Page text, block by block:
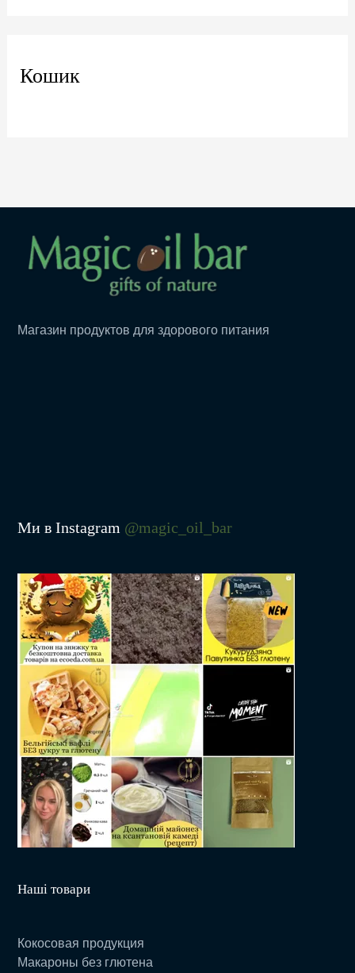
Кошик
Магазин продуктов для здорового питания
Ми в Instagram @magic_oil_bar
Наші товари
Кокосовая продукция
Макароны без глютена